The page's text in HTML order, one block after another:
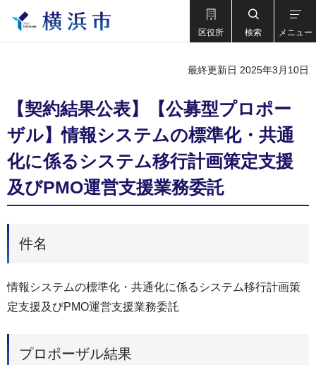
区役所 検索 メニュー
最終更新日 2025年3月10日
【契約結果公表】【公募型プロポー
ザル】情報システムの標準化・共通
化に係るシステム移行計画策定支援
及びPMO運営支援業務委託
件名
情報システムの標準化・共通化に係るシステム移行計画策
定支援及びPMO運営支援業務委託
プロポーザル結果